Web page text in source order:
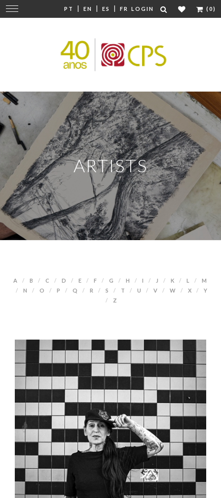
PT | EN | ES | FR LOGIN (0)
Change
navigation
ARTISTS
A B C D E F G H I J K L
M
N
O P Q R S T U V W X
Y
Z